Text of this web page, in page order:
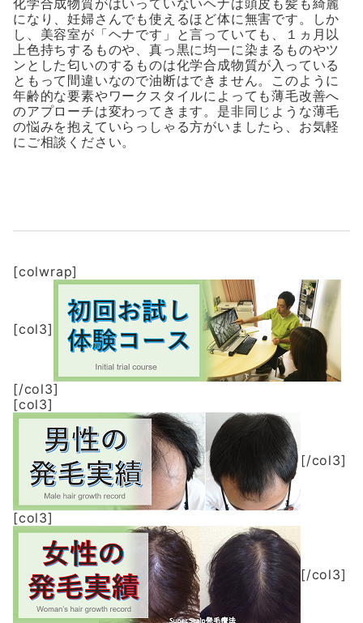
になり、妊婦さんでも使えるほど体に無害です。しか
し、美容室が「ヘナです」と言っていても、１ヵ月以
上色持ちするものや、真っ黒に均一に染まるものやツ
ンとした匂いのするものは化学合成物質が入っている
ともって間違いなので油断はできません。このように
年齢的な要素やワークスタイルによっても薄毛改善へ
のアプローチは変わってきます。是非同じような薄毛
の悩みを抱えていらっしゃる方がいましたら、お気軽
にご相談ください。
[colwrap]
[col3]
[/col3]
[col3]
[/col3]
[col3]
[/col3]